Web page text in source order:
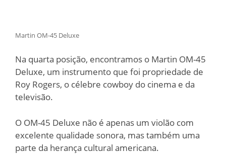
Martin OM-45 Deluxe
Na quarta posição, encontramos o Martin OM-45
Deluxe, um instrumento que foi propriedade de
Roy Rogers, o célebre cowboy do cinema e da
televisão.
O OM-45 Deluxe não é apenas um violão com
excelente qualidade sonora, mas também uma
parte da herança cultural americana.